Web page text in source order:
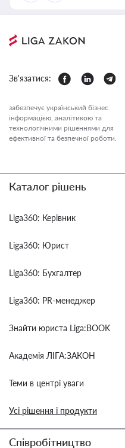
Зв'язатися:
забезпечує український бізнес
інформацією, аналітикою та
технологічними рішеннями для
ефективної та безпечної роботи.
Каталог рішень
Liga360: Керівник
Liga360: Юрист
Liga360: Бухгалтер
Liga360: PR-менеджер
Знайти юриста Liga:BOOK
Академія ЛІГА:ЗАКОН
Теми в центрі уваги
Усі рішення і продукти
Співробітництво